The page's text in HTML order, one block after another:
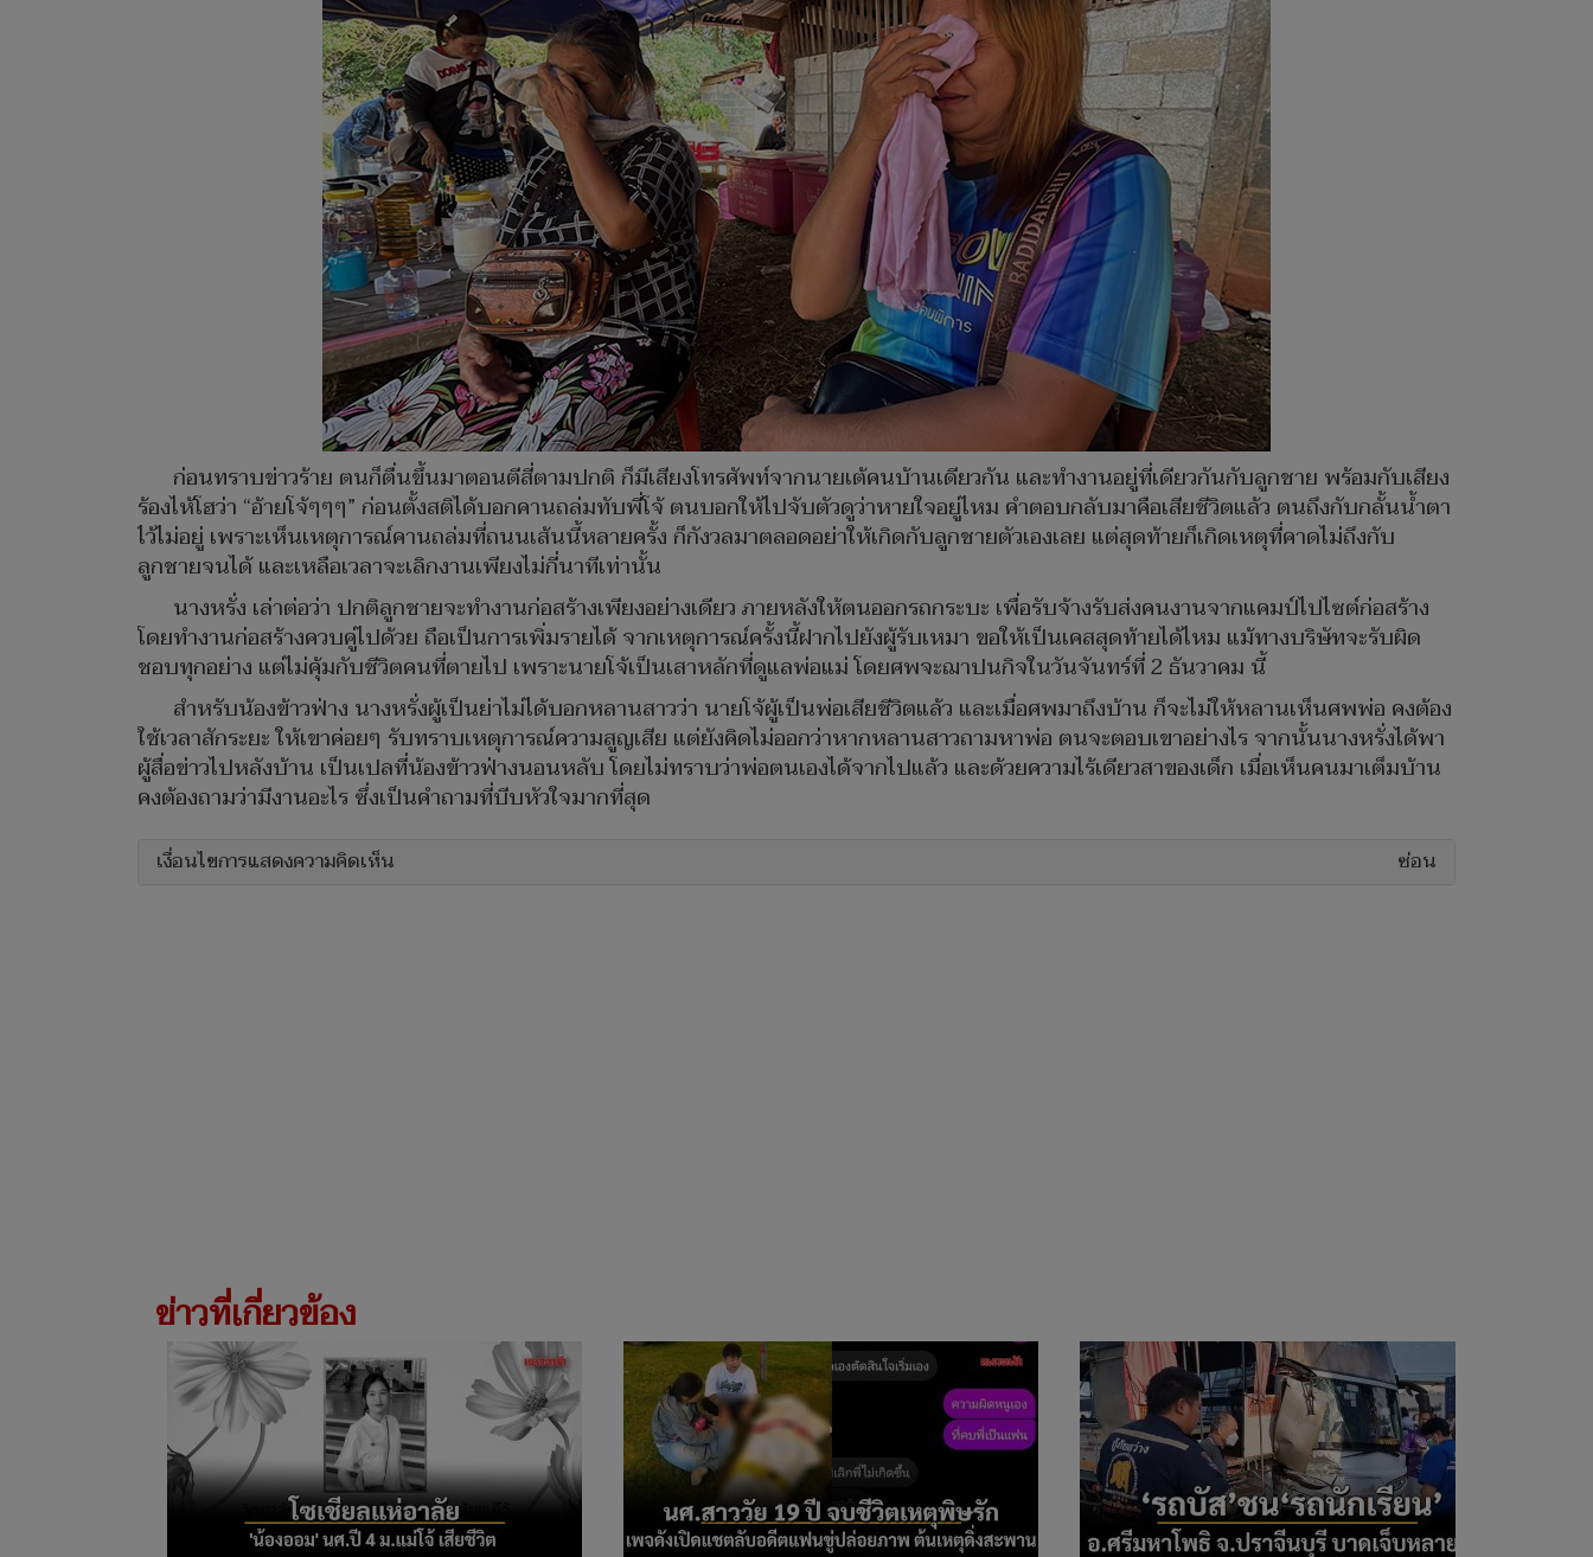
ก่อนทราบข่าวร้าย ตนก็ตื่นขึ้นมาตอนตีสี่ตามปกติ ก็มีเสียงโทรศัพท์จากนายเต้คนบ้านเดียวกัน และทำงานอยู่ที่เดียวกันกับลูกชาย พร้อมกับเสียง
ร้องไห้โฮว่า “อ้ายโจ้ๆๆๆ” ก่อนตั้งสติได้บอกคานถล่มทับพี่โจ้ ตนบอกให้ไปจับตัวดูว่าหายใจอยู่ไหม คำตอบกลับมาคือเสียชีวิตแล้ว ตนถึงกับกลั้นน้ำตา
ไว้ไม่อยู่ เพราะเห็นเหตุการณ์คานถล่มที่ถนนเส้นนี้หลายครั้ง ก็กังวลมาตลอดอย่าให้เกิดกับลูกชายตัวเองเลย แต่สุดท้ายก็เกิดเหตุที่คาดไม่ถึงกับ
ลูกชายจนได้ และเหลือเวลาจะเลิกงานเพียงไม่กี่นาทีเท่านั้น
นางหรั่ง เล่าต่อว่า ปกติลูกชายจะทำงานก่อสร้างเพียงอย่างเดียว ภายหลังให้ตนออกรถกระบะ เพื่อรับจ้างรับส่งคนงานจากแคมป์ไปไซต์ก่อสร้าง
โดยทำงานก่อสร้างควบคู่ไปด้วย ถือเป็นการเพิ่มรายได้ จากเหตุการณ์ครั้งนี้ฝากไปยังผู้รับเหมา ขอให้เป็นเคสสุดท้ายได้ไหม แม้ทางบริษัทจะรับผิด
ชอบทุกอย่าง แต่ไม่คุ้มกับชีวิตคนที่ตายไป เพราะนายโจ้เป็นเสาหลักที่ดูแลพ่อแม่ โดยศพจะฌาปนกิจในวันจันทร์ที่ 2 ธันวาคม นี้
สำหรับน้องข้าวฟ่าง นางหรั่งผู้เป็นย่าไม่ได้บอกหลานสาวว่า นายโจ้ผู้เป็นพ่อเสียชีวิตแล้ว และเมื่อศพมาถึงบ้าน ก็จะไม่ให้หลานเห็นศพพ่อ คงต้อง
ใช้เวลาสักระยะ ให้เขาค่อยๆ รับทราบเหตุการณ์ความสูญเสีย แต่ยังคิดไม่ออกว่าหากหลานสาวถามหาพ่อ ตนจะตอบเขาอย่างไร จากนั้นนางหรั่งได้พา
ผู้สื่อข่าวไปหลังบ้าน เป็นเปลที่น้องข้าวฟ่างนอนหลับ โดยไม่ทราบว่าพ่อตนเองได้จากไปแล้ว และด้วยความไร้เดียวสาของเด็ก เมื่อเห็นคนมาเต็มบ้าน
คงต้องถามว่ามีงานอะไร ซึ่งเป็นคำถามที่บีบหัวใจมากที่สุด
เงื่อนไขการแสดงความคิดเห็น ซ่อน
ข่าวที่เกี่ยวข้อง